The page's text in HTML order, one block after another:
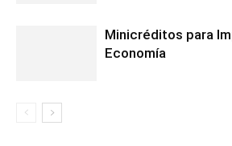
Minicréditos para
Economía